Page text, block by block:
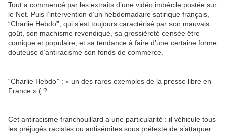
Tout a commencé par les extraits d’une vidéo imbécile postée sur
le Net. Puis l’intervention d’un hebdomadaire satirique français,
“Charlie Hebdo”, qui s’est toujours caractérisé par son mauvais
goût, son machisme revendiqué, sa grossièreté censée être
comique et populaire, et sa tendance à faire d’une certaine forme
douteuse d’antiracisme son fonds de commerce.
“Charlie Hebdo” : « un des rares exemples de la presse libre en
France » ( ?
Cet antiracisme franchouillard a une particularité : il véhicule tous
les préjugés racistes ou antisémites sous prétexte de s’attaquer